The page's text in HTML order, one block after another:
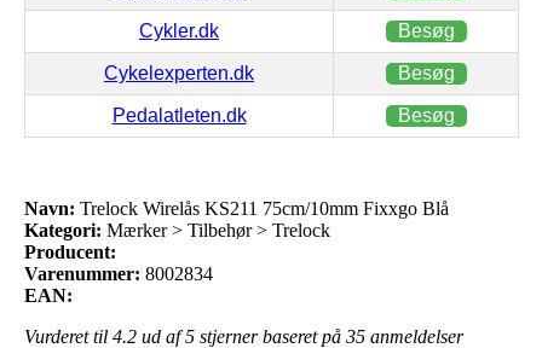
Cykler.dk Besøg
Cykelexperten.dk Besøg
Pedalatleten.dk Besøg
Navn: Trelock Wirelås KS211 75cm/10mm Fixxgo Blå
Kategori: Mærker > Tilbehør > Trelock
Producent:
Varenummer: 8002834
EAN:
Vurderet til 4.2 ud af 5 stjerner baseret på 35 anmeldelser